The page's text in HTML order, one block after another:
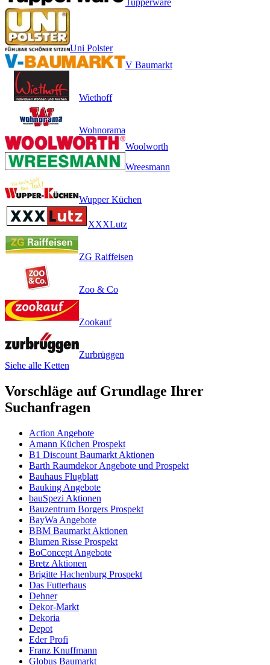
Tupperware
Uni Polster
V Baumarkt
Wiethoff
Wohnorama
Woolworth
Wreesmann
Wupper Küchen
XXXLutz
ZG Raiffeisen
Zoo & Co
Zookauf
Zurbrüggen
Siehe alle Ketten
Vorschläge auf Grundlage Ihrer
Suchanfragen
Action Angebote
Amann Küchen Prospekt
B1 Discount Baumarkt Aktionen
Barth Raumdekor Angebote und Prospekt
Bauhaus Flugblatt
Bauking Angebote
bauSpezi Aktionen
Bauzentrum Borgers Prospekt
BayWa Angebote
BBM Baumarkt Aktionen
Blumen Risse Prospekt
BoConcept Angebote
Bretz Aktionen
Brigitte Hachenburg Prospekt
Das Futterhaus
Dehner
Dekor-Markt
Dekoria
Depot
Eder Profi
Franz Knuffmann
Globus Baumarkt